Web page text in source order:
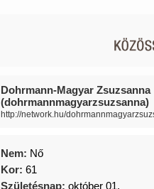
Dohrmann-Magyar Zsuzsanna
(dohrmannmagyarzsuzsanna)
http://network.hu/
Nem: Nő
Kor: 61
Születésnap: október 01.